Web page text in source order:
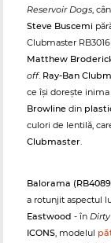
Reservoir Dogs,
Steve Buscemi
Clubmaster
Matthew
off. Ray-Ban
ce își dorește
Browline din
culori de lentilă,
Clubmaster.
Balorama
a rotunjit aspectul
Eastwood - în
ICONS, modelul